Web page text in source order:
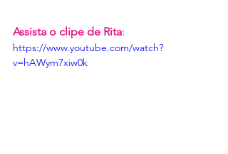
Assista o clipe de Rita:
https://www.youtube.com/watch?
v=hAWym7xiw0k